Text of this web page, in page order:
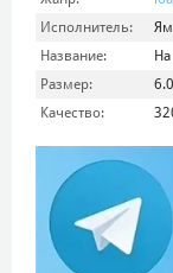
Исполнитель:
Название:
Размер:
Качество: